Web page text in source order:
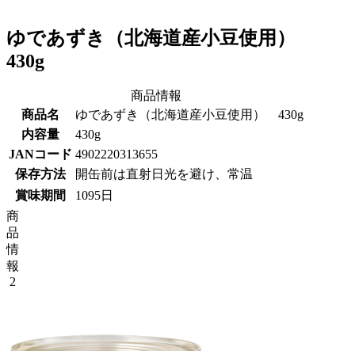
ゆであずき（北海道産小豆使用）
430g
商品情報
商品名
ゆであずき（北海道産小豆使用） 430g
内容量
430g
JANコード 4902220313655
保存方法
開缶前は直射日光を避け、常温
賞味期間
1095日
商
品
情
報
2